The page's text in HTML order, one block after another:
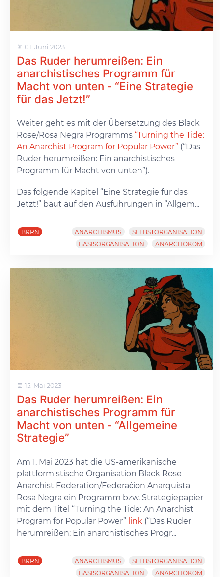
01. Juni 2023
Das Ruder herumreißen: Ein
anarchistisches Programm für
Macht von unten - “Eine Strategie
für das Jetzt!”
Weiter geht es mit der Übersetzung des Black
Rose/Rosa Negra Programms “Turning the Tide:
An Anarchist Program for Popular Power”(“Das
Ruder herumreißen: Ein anarchistisches
Programm für Macht von unten”).
Das folgende Kapitel “Eine Strategie für das
Jetzt!” baut auf den Ausführungen in “Allgem...
BRRN ANARCHISMUS
SELBSTORGANISATION
BASISORGANISATION
ANARCHOKOM
15. Mai 2023
Das Ruder herumreißen: Ein
anarchistisches Programm für
Macht von unten - “Allgemeine
Strategie”
Am 1. Mai 2023 hat die US-amerikanische
plattformistische Organisation Black Rose
Anarchist Federation/Federaćion Anarquista
Rosa Negra ein Programm bzw. Strategiepapier
mit dem Titel “Turning the Tide: An Anarchist
Program for Popular Power” link (“Das Ruder
herumreißen: Ein anarchistisches Progr...
BRRN ANARCHISMUS
SELBSTORGANISATION
BASISORGANISATION
ANARCHOKOM